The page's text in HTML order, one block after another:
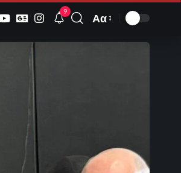
9
Font
Resizer
Αα